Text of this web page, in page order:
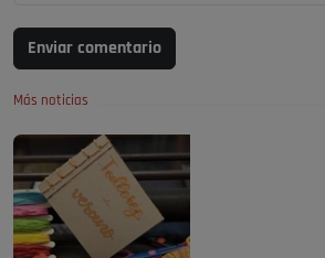
Enviar comentario
Más noticias